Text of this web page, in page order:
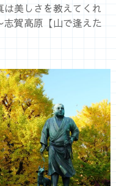
は美しさを教えてくれ
志賀高原【山で逢えた